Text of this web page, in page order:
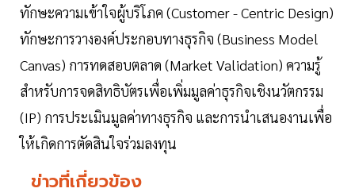
ทักษะความเข้าใจผู้บริโภค (Customer - Centric Design)
ทักษะการวางองค์ประกอบทางธุรกิจ (Business Model
Canvas) การทดสอบตลาด (Market Validation) ความรู้
สำหรับการจดสิทธิบัตรเพื่อเพิ่มมูลค่าธุรกิจเชิงนวัตกรรม
(IP) การประเมินมูลค่าทางธุรกิจ และการนำเสนองานเพื่อ
ให้เกิดการตัดสินใจร่วมลงทุน
ข่าวที่เกี่ยวข้อง